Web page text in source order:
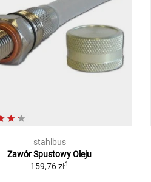
stahlbus
Zawór Spustowy Oleju
159,76 zł1